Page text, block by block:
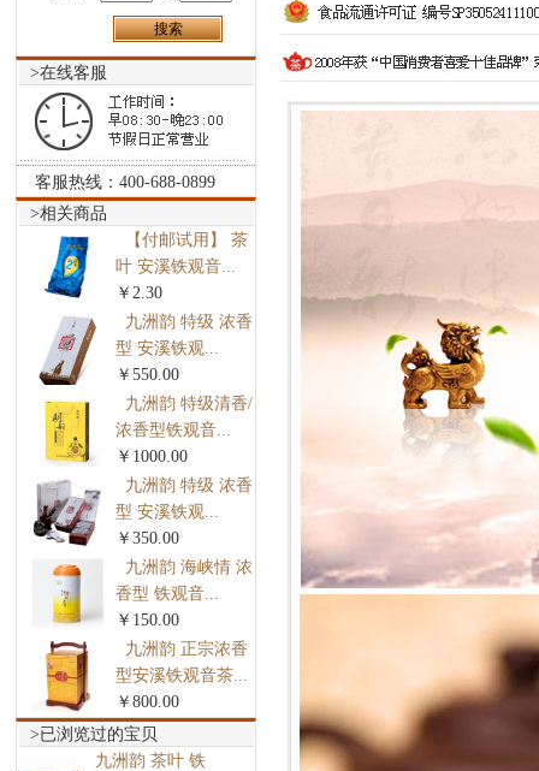
>在线客服
客服热线：400-688-0899
>相关商品
【付邮试用】 茶
叶 安溪铁观音...
￥2.30
九洲韵 特级 浓香
型 安溪铁观...
￥550.00
九洲韵 特级清香/
浓香型铁观音...
￥1000.00
九洲韵 特级 浓香
型 安溪铁观...
￥350.00
九洲韵 海峡情 浓
香型 铁观音...
￥150.00
九洲韵 正宗浓香
型安溪铁观音茶...
￥800.00
>已浏览过的宝贝
九洲韵 茶叶 铁